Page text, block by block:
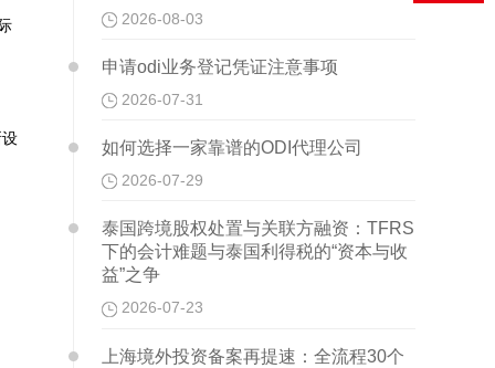
2026-08-03
申请odi业务登记凭证注意事项
2026-07-31
如何选择一家靠谱的ODI代理公司
2026-07-29
泰国跨境股权处置与关联方融资：TFRS
下的会计难题与泰国利得税的“资本与收
益”之争
2026-07-23
上海境外投资备案再提速：全流程30个